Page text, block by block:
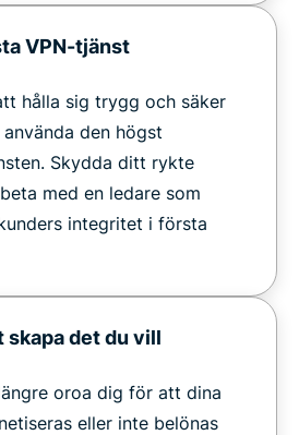
VPN-tjänst
hålla sig trygg och säker
den högst
Skydda ditt rykte
med en ledare som
integritet i första
skapa det du vill
oroa dig för att dina
eller inte belönas